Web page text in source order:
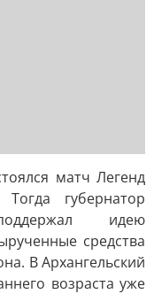
матч Легенд
губернатор
идею
средства
В Архангельский
возраста уже